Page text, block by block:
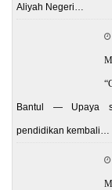
Aliyah Negeri…
Bantul — Upaya
pendidikan kembali…